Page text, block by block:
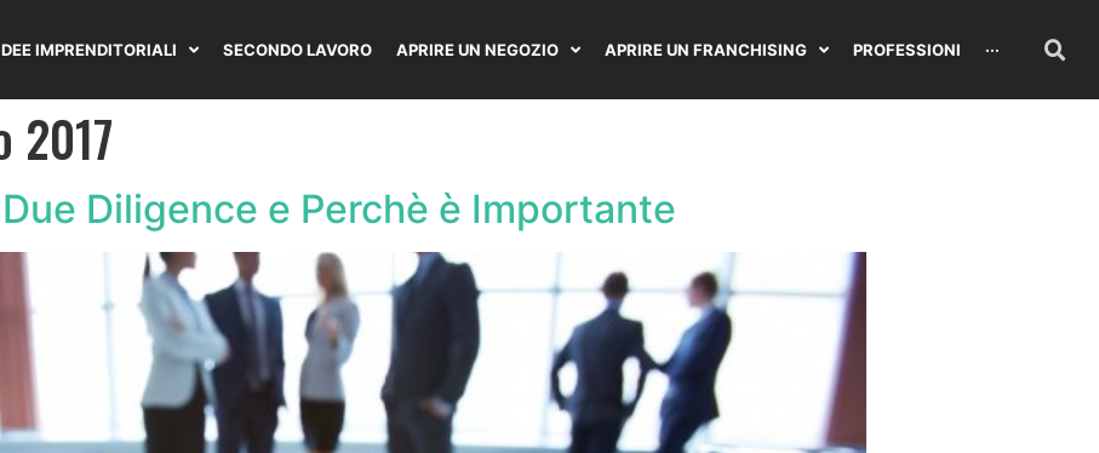
IMPRENDITORIALI SECONDO LAVORO APRIRE UN NEGOZIO APRIRE UN FRANCHISING PROFESSIONI ···
2017
Diligence e Perchè è Importante